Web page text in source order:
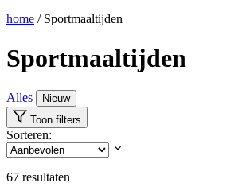
home / Sportmaaltijden
Sportmaaltijden
Alles
Nieuw
Toon filters
Sorteren:
67 resultaten